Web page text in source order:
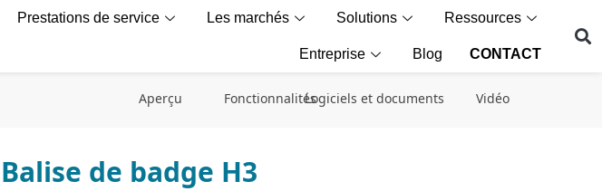
Prestations de service Les marchés Solutions Ressources
Entreprise Blog CONTACT
Aperçu FonctionnalitésLogiciels et documents Vidéo
Balise de badge H3